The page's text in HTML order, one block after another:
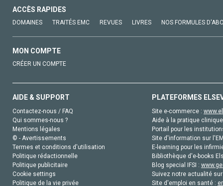
ACCÈS RAPIDES
DOMAINES TRAITÉS EMC REVUES LIVRES NOS FORMULES
MON COMPTE
CRÉER UN COMPTE
AIDE & SUPPORT
Contactez-nous / FAQ
Qui sommes-nous ?
Mentions légales
© - Avertissements
Termes et conditions d'utilisation
Politique rédactionnelle
Politique publicitaire
Cookie settings
Politique de la vie privée
PLATEFORMES
Site e-commerce :
Aide à la pratique
Portail pour les
Site d'information sur
E-learning pour les
Bibliothèque d'e-books
Blog special IFSI :
Suivez notre actualité
Site d'emploi en santé :